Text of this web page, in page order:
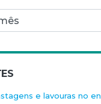
e lavouras no